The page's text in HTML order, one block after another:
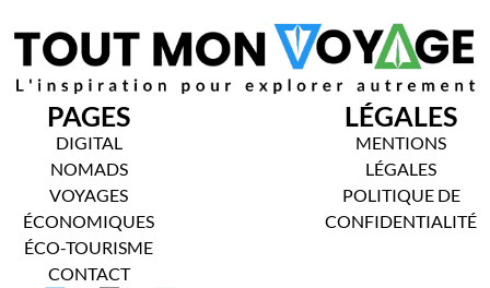
PAGES
DIGITAL
NOMADS
VOYAGES
ÉCONOMIQUES
ÉCO-TOURISME
CONTACT
LÉGALES
MENTIONS
LÉGALES
POLITIQUE DE
CONFIDENTIALITÉ